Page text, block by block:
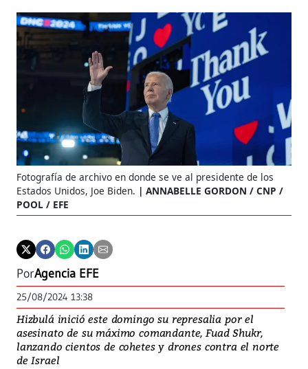
Fotografía de archivo en donde se ve al presidente de los
Estados Unidos, Joe Biden.
ANNABELLE GORDON / CNP /
POOL / EFE
PorAgencia EFE
25/08/2024 13:38
Hizbulá inició este domingo su represalia por el
asesinato de su máximo comandante, Fuad Shukr,
lanzando cientos de cohetes y drones contra el norte
de Israel